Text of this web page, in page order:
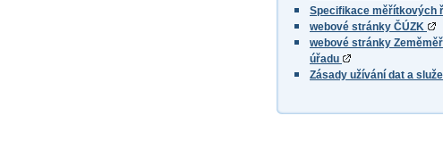
Specifikace měřítkových
webové stránky ČÚZK
webové stránky
úřadu
Zásady užívání dat a